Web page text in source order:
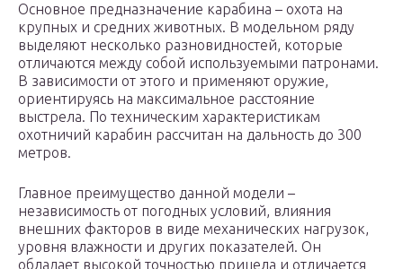
Основное предназначение карабина – охота на
крупных и средних животных. В модельном ряду
выделяют несколько разновидностей, которые
отличаются между собой используемыми патронами.
В зависимости от этого и применяют оружие,
ориентируясь на максимальное расстояние
выстрела. По техническим характеристикам
охотничий карабин рассчитан на дальность до 300
метров.
Главное преимущество данной модели –
независимость от погодных условий, влияния
внешних факторов в виде механических нагрузок,
уровня влажности и других показателей. Он
обладает высокой точностью прицела и отличается